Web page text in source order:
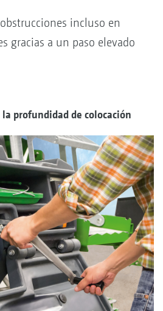
incluso en
gracias a un paso elevado
profundidad de colocación